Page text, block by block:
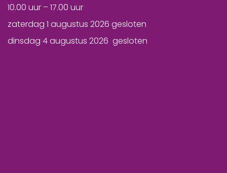
10.00 uur – 17.00 uur
zaterdag 1 augustus 2026 gesloten
dinsdag 4 augustus 2026 gesloten